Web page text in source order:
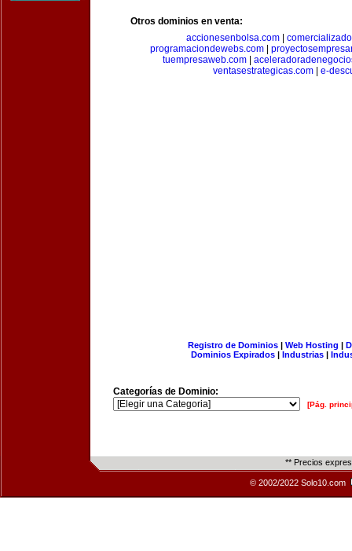
Otros dominios en venta:
accionesenbolsa.com
programaciondewebs.com
tuempresaweb.com
ventasestrategicas.com| e-
Registro de Dominios| Web Hosting |
Dominios Expirados | Industrias |
Categorías de Dominio:
[Pág.
** Precios
© 2002/2022 Solo10.com